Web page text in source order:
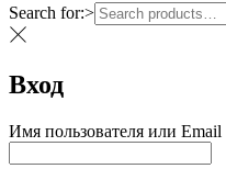
Search for:>
Вход
Имя пользователя или Email